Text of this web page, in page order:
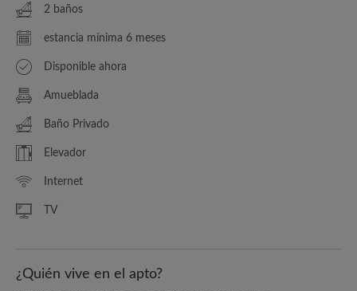
2 baños
estancia mínima 6 meses
Disponible ahora
Amueblada
Baño Privado
Elevador
Internet
TV
¿Quién vive en el apto?